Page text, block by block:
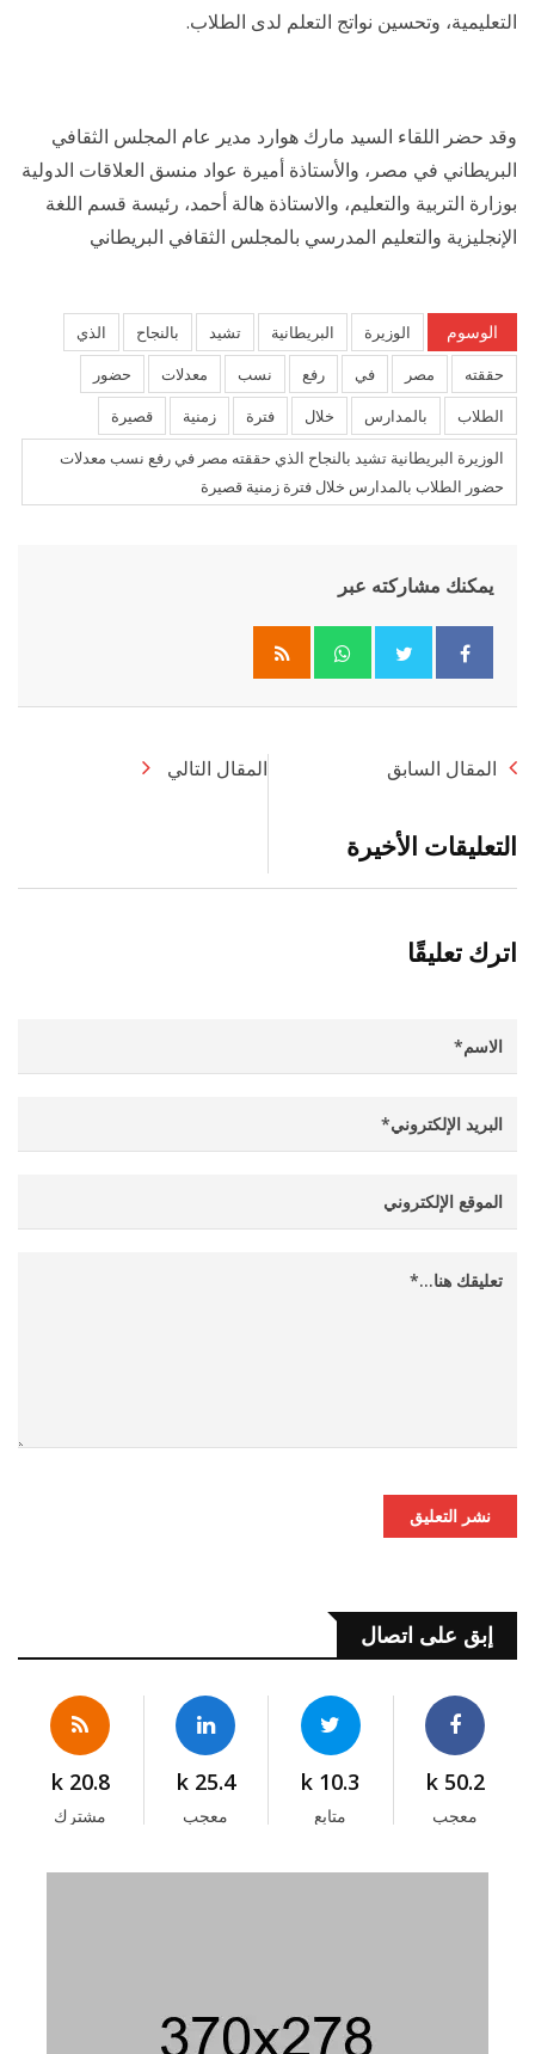
التعليمية، وتحسين نواتج التعلم لدى الطلاب.
وقد حضر اللقاء السيد مارك هوارد مدير عام المجلس الثقافي
البريطاني في مصر، والأستاذة أميرة عواد منسق العلاقات الدولية
بوزارة التربية والتعليم، والاستاذة هالة أحمد، رئيسة قسم اللغة
الإنجليزية والتعليم المدرسي بالمجلس الثقافي البريطاني
الوسوم الوزيرة البريطانية تشيد بالنجاح
الذي
حققته
مصر في رفع نسب معدلات
حضور
الطلاب
بالمدارس خلال فترة زمنية
قصيرة
الوزيرة البريطانية تشيد بالنجاح الذي حققته مصر في رفع نسب معدلات
حضور الطلاب بالمدارس خلال فترة زمنية قصيرة
يمكنك مشاركته عبر
Whatsapp
المقال السابق المقال التالي
التعليقات الأخيرة
اترك تعليقًا
نشر التعليق
إبق على اتصال
50.2 k
معجب
10.3 k
متابع
25.4 k
معجب
20.8 k
مشترك